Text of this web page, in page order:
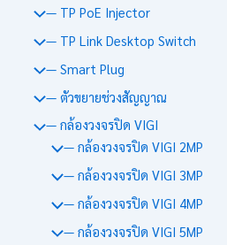
— TP PoE Injector
— TP Link Desktop Switch
— Smart Plug
— ตัวขยายช่วงสัญญาณ
— กล้องวงจรปิด VIGI
— กล้องวงจรปิด VIGI 2MP
— กล้องวงจรปิด VIGI 3MP
— กล้องวงจรปิด VIGI 4MP
— กล้องวงจรปิด VIGI 5MP